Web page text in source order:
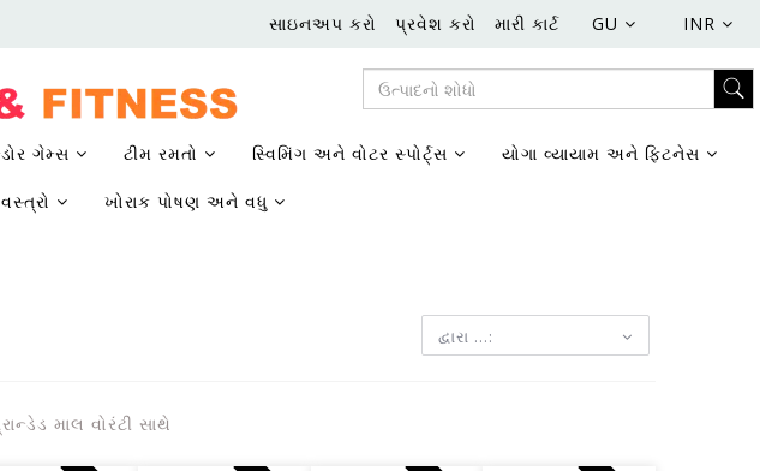
સાઇનઅપ કરો પ્રવેશ કરો મારી કાર્ટ GU INR
ગેમ્સ ટીમ રમતો સ્વિમિંગ અને વોટર સ્પોર્ટ્સ યોગા વ્યાયામ અને ફિટનેસ
ખોરાક પોષણ અને વધુ
દ્વારા ...:
માલ વોરંટી સાથે